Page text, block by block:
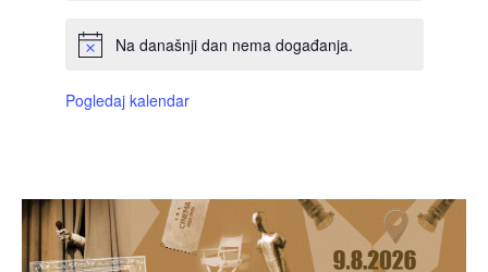
Na današnji dan nema događanja.
Pogledaj kalendar